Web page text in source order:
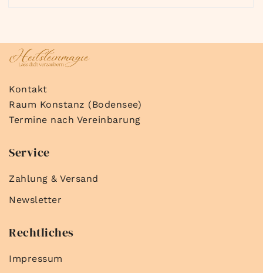
Kontakt
Raum Konstanz (Bodensee)
Termine nach Vereinbarung
Service
Zahlung & Versand
Newsletter
Rechtliches
Impressum